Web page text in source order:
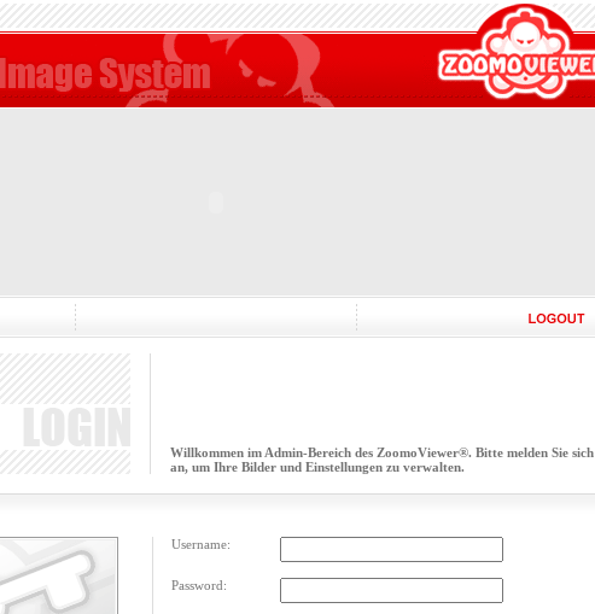
Willkommen im Admin-Bereich des ZoomoViewer®. Bitte melden Sie sich
an, um Ihre Bilder und Einstellungen zu verwalten.
Username:
Password: